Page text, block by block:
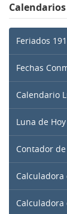
Calendarios
Feriados
Fechas
Calendario
Luna de Hoy
Contador
Calculadora